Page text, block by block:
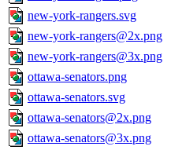
new-york-rangers.svg
new-york-rangers@2x.png
new-york-rangers@3x.png
ottawa-senators.png
ottawa-senators.svg
ottawa-senators@2x.png
ottawa-senators@3x.png